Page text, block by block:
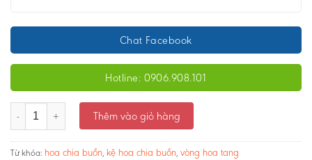
Chat Facebook
Hotline: 0906.908.101
Kệ hoa chia buồn - 26- Ms:1999 số lượng
Thêm vào giỏ hàng
Từ khóa: hoa chia buồn kệ hoa chia buồn vòng hoa tang